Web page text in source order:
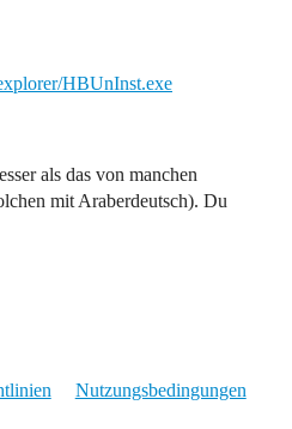
HBUnInst.exe
als das von manchen
mit Araberdeutsch). Du
Nutzungsbedingungen